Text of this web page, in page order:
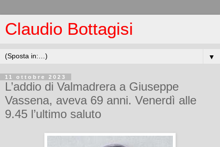
Claudio Bottagisi
▼
11 ottobre 2023
L’addio di Valmadrera a Giuseppe
Vassena, aveva 69 anni. Venerdì alle
9.45 l’ultimo saluto